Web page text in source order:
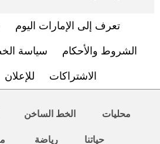
تعرف إلى الإمارات اليوم
الشروط والأحكام سياسة
الاشتراكات للإعلان
محليات الخط الساخن
حياتنا رياضة